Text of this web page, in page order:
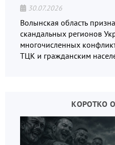
30.07.2026
Волынская область
скандальных регионов
многочисленных
ТЦК и гражданским
КОРОТКО